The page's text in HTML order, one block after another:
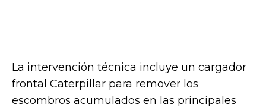
La intervención técnica incluye un cargador
frontal Caterpillar para remover los
escombros acumulados en las principales